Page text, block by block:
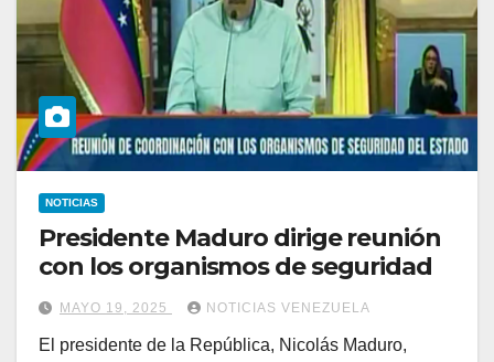
NOTICIAS
Presidente Maduro dirige reunión
con los organismos de seguridad
MAYO 19, 2025 NOTICIAS VENEZUELA
El presidente de la República, Nicolás Maduro,